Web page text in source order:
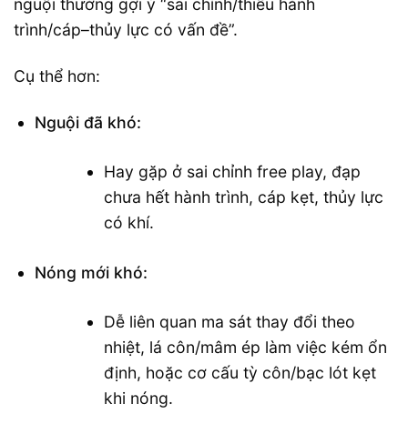
nguội thường gợi ý “sai chỉnh/thiếu hành
trình/cáp–thủy lực có vấn đề”.
Cụ thể hơn:
Nguội đã khó:
Hay gặp ở sai chỉnh free play, đạp
chưa hết hành trình, cáp kẹt, thủy lực
có khí.
Nóng mới khó:
Dễ liên quan ma sát thay đổi theo
nhiệt, lá côn/mâm ép làm việc kém ổn
định, hoặc cơ cấu tỳ côn/bạc lót kẹt
khi nóng.